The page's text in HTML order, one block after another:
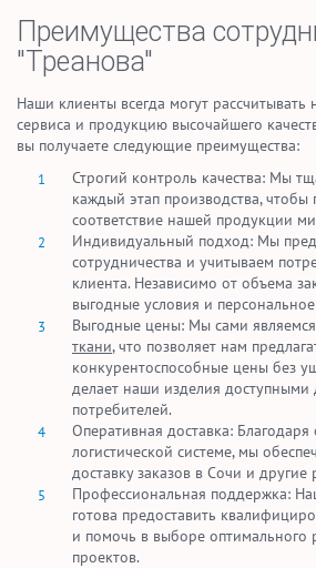
Преимущества
"Треанова"
Наши клиенты всегда могут рассчитывать
сервиса и продукцию высочайшего
вы получаете следующие преимущества:
Строгий контроль качества: Мы
каждый этап производства, чтобы
соответствие нашей продукции
Индивидуальный подход: Мы
сотрудничества и учитываем
клиента. Независимо от объема
выгодные условия и
Выгодные цены: Мы сами
ткани, что позволяет нам
конкурентоспособные цены без
делает наши изделия доступными
потребителей.
Оперативная доставка:
логистической системе, мы
доставку заказов в Сочи и другие
Профессиональная поддержка:
готова предоставить
и помочь в выборе
проектов.